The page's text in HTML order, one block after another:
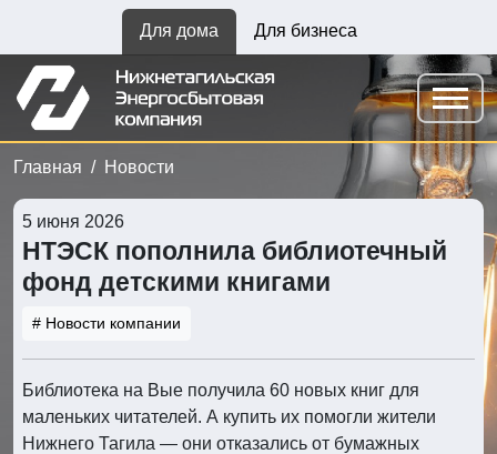
Для дома Для бизнеса
Главная Новости
5 июня 2026
НТЭСК пополнила библиотечный
фонд детскими книгами
# Новости компании
Библиотека на Вые получила 60 новых книг для
маленьких читателей. А купить их помогли жители
Нижнего Тагила — они отказались от бумажных